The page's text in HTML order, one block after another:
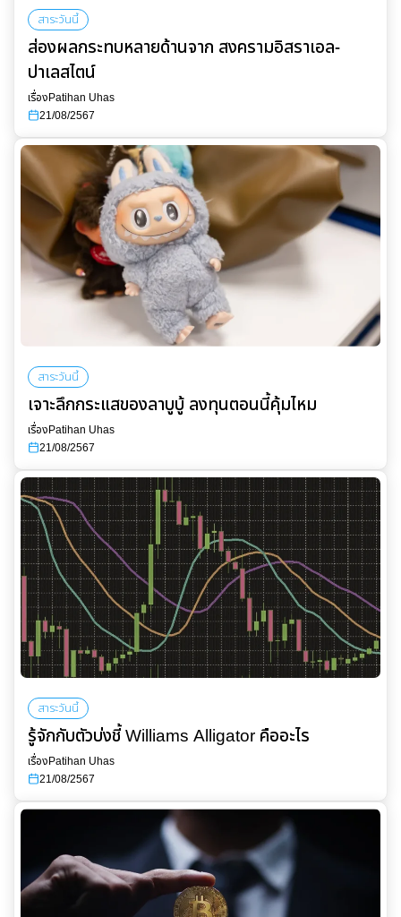
สาระวันนี้
ส่องผลกระทบหลายด้านจาก สงครามอิสราเอล-
ปาเลสไตน์
เรื่องPatihan Uhas
21/08/2567
สาระวันนี้
เจาะลึกกระแสของลาบูบู้ ลงทุนตอนนี้คุ้มไหม
เรื่องPatihan Uhas
21/08/2567
สาระวันนี้
รู้จักกับตัวบ่งชี้ Williams Alligator คืออะไร
เรื่องPatihan Uhas
21/08/2567